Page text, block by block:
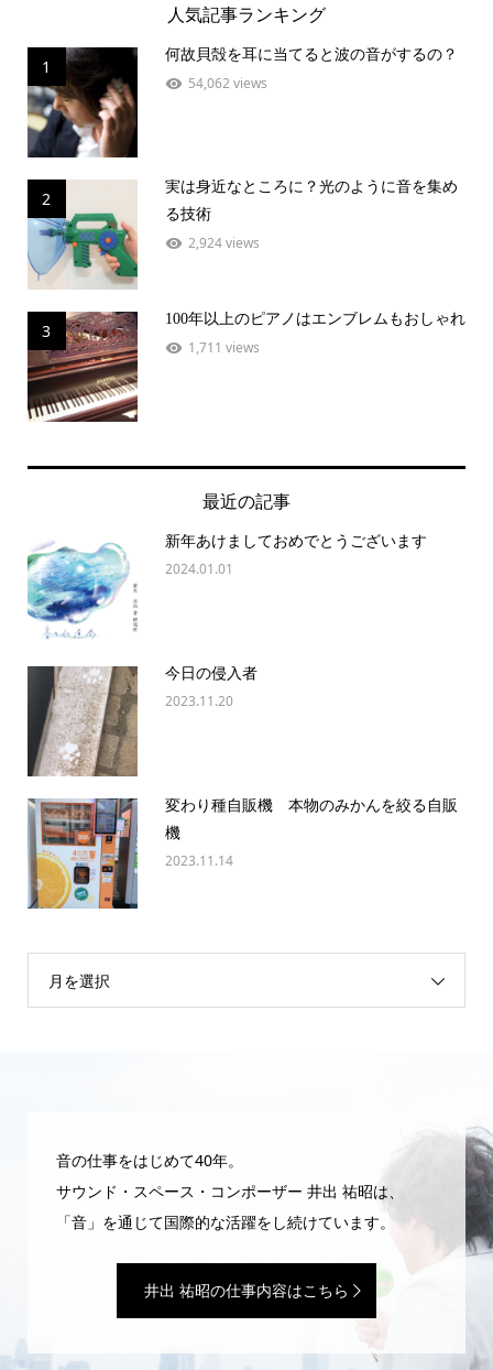
人気記事ランキング
1
何故貝殻を耳に当てると波の音がするの？
54,062 views
2
実は身近なところに？光のように音を集め
る技術
2,924 views
3
100年以上のピアノはエンブレムもおしゃれ
1,711 views
最近の記事
新年あけましておめでとうございます
2024.01.01
今日の侵入者
2023.11.20
変わり種自販機 本物のみかんを絞る自販
機
2023.11.14
月を選択
音の仕事をはじめて40年。
サウンド・スペース・コンポーザー 井出 祐昭は、
「音」を通じて国際的な活躍をし続けています。
井出 祐昭の仕事内容はこちら